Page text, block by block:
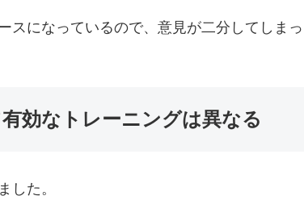
スになっているので、意見が二分してしまっ
効なトレーニングは異なる
した。